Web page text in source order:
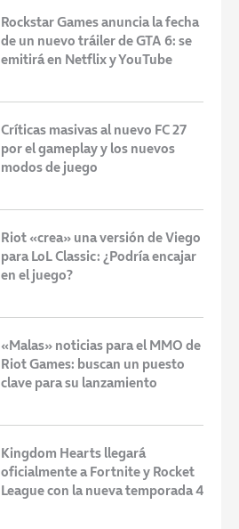
Rockstar Games anuncia la fecha
de un nuevo tráiler de GTA 6: se
emitirá en Netflix y YouTube
Críticas masivas al nuevo FC 27
por el gameplay y los nuevos
modos de juego
Riot «crea» una versión de Viego
para LoL Classic: ¿Podría encajar
en el juego?
«Malas» noticias para el MMO de
Riot Games: buscan un puesto
clave para su lanzamiento
Kingdom Hearts llegará
oficialmente a Fortnite y Rocket
League con la nueva temporada 4